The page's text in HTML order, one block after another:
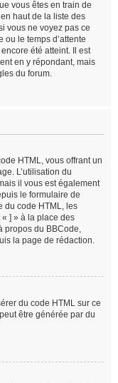
vous êtes en train de
haut de la liste des
vous ne voyez pas ce
ou le temps d’attente
été atteint. Il est
en y répondant, mais
du forum.
HTML, vous offrant un
L’utilisation du
il vous est également
le formulaire de
du code HTML, les
] » à la place des
propos du BBCode,
la page de rédaction.
du code HTML sur ce
être générée par du